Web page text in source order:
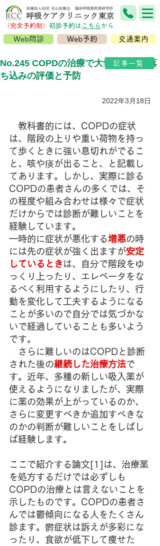
（完全予約制） ​初診予約は こちら から
Web問診 Web予約 交通案内
No.245 COPDの治療で大切な気分の落
ち込みの評価と予防
2022年3月18日
教科書的には、COPDの症状
は、階段の上りや重い荷物を持っ
て歩くときに強い息切れがでるこ
と、咳や痰が出ること、と記載し
てあります。しかし、実際に診る
COPDの患者さんの多くでは、そ
の程度や組み合わせは様々で症状
だけからでは診断が難しいことを
経験しています。
一時的に症状が悪化する増悪の時
には先の症状が強く出ますが安定
しているとき は、自分で階段をゆ
っくり上ったり、エレベータをな
るべく利用するようにしたり、行
動を変化して工夫するようになる
ことが多いので自分では気づかな
いで経過していることも多いよう
です。
さらに難しいのはCOPDと診断
された後の継続した治療方法で
す。近年、多種の新しい吸入薬が
使えるようになりましたが、実際
に薬の効果が上がっているのか、
さらに変更すべきか追加すべきな
のかの判断が難しいことをしばし
ば経験します。
ここで紹介する論文[1]は、治療薬
を処方するだけでは必ずしも
COPDの治療とは言えないことを
示したものです。COPDの患者さ
んでは鬱傾向になる人をたくさん
診ます。欝症状は訴えが多彩にな
ったり、食欲が低下して痩せた
記事一覧